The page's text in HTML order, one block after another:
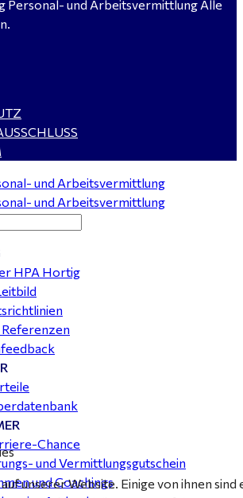
€
/ Vorrichter (m/w/d) Anlagen- und
Tagschicht - Leuna ab 20 €
(Saale) - ab 4.000 €
d) für Halle (Saale) gesucht - TZ 20-
Personal- und Arbeitsvermittlung Alle
HPA Hortig
Chance
und Vermittlungsgutschein
und Coachings
unserer Website. Einige von ihnen